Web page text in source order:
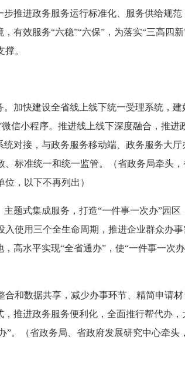
推进政务服务运行标准化、服务供给规范
有效服务“六稳”“六保”，为落实“三高四新
。
加快建设全省线上线下统一受理系统，建
信小程序。推进线上线下深度融合，推进
对接，与政务服务移动端、政务服务大厅
标准统一和统一监管。（省政务局牵头，
，以下不再列出）
题式集成服务，打造“一件事一次办”园区
使用三个全生命周期，推进企业群众办事
高水平实现“全省通办”，使“一件事一次
和数据共享，减少办事环节、精简申请材
推进政务服务便利化，全面推行帮代办，
”。（省政务局、省政府发展研究中心牵头，